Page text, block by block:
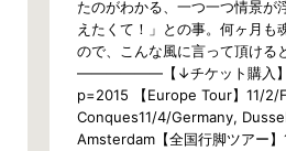
たのがわかる、一つ一つ情景が
えたくて！」との事。何ヶ月も
ので、こんな風に言って頂ける
——————【↓チケット購入
p=2015 【Europe Tour】11/2/
Conques11/4/Germany,
Amsterdam【全国行脚ツアー